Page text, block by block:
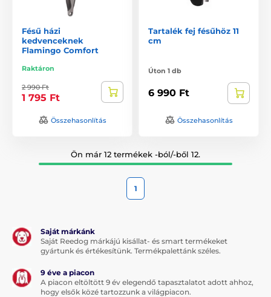
Fésű házi
kedvenceknek
Flamingo Comfort
Raktáron
2 990 Ft
1 795 Ft
Összehasonlítás
Tartalék fej fésűhöz 11
cm
Úton 1 db
6 990 Ft
Összehasonlítás
Ön már 12 termékek -ból/-ből 12.
1
Saját márkánk
Saját Reedog márkájú kisállat- és smart termékeket
gyártunk és értékesítünk. Termékpalettánk széles.
9 éve a piacon
A piacon eltöltött 9 év elegendő tapasztalatot adott ahhoz,
hogy elsők közé tartozzunk a világpiacon.